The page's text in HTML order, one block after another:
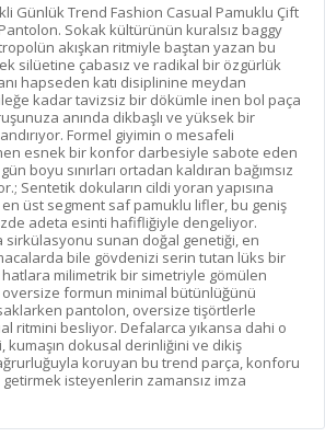
Günlük Trend Fashion Casual Pamuklu Çift
Sokak kültürünün kuralsız baggy
akışkan ritmiyle baştan yazan bu
silüetine çabasız ve radikal bir özgürlük
hapseden katı disiplinine meydan
kadar tavizsiz bir dökümle inen bol paça
anında dikbaşlı ve yüksek bir
Formel giyimin o mesafeli
esnek bir konfor darbesiyle sabote eden
boyu sınırları ortadan kaldıran bağımsız
Sentetik dokuların cildi yoran yapısına
en üst segment saf pamuklu lifler, bu geniş
adeta esinti hafifliğiyle dengeliyor.
sirkülasyonu sunan doğal genetiği, en
bile gövdenizi serin tutan lüks bir
hatlara milimetrik bir simetriyle gömülen
oversize formun minimal bütünlüğünü
pantolon, oversize tişörtlerle
ritmini besliyor. Defalarca yıkansa dahi o
kumaşın dokusal derinliğini ve dikiş
koruyan bu trend parça, konforu
isteyenlerin zamansız imza